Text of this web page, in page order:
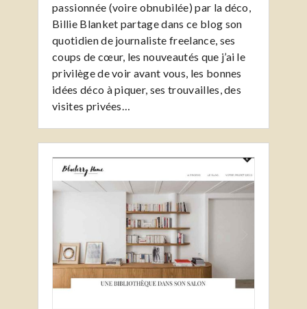
passionnée (voire obnubilée) par la déco,
Billie Blanket partage dans ce blog son
quotidien de journaliste freelance, ses
coups de cœur, les nouveautés que j’ai le
privilège de voir avant vous, les bonnes
idées déco à piquer, ses trouvailles, des
visites privées…